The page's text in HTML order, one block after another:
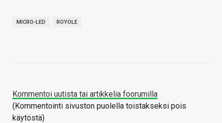
MICRO-LED ROYOLE
Kommentoi uutista tai artikkelia foorumilla
(Kommentointi sivuston puolella toistakseksi pois
käytöstä)